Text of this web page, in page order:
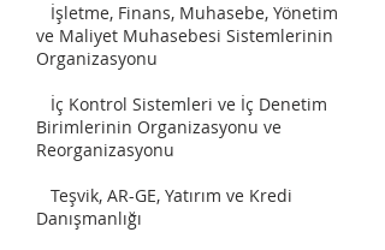
İşletme, Finans, Muhasebe, Yönetim
ve Maliyet Muhasebesi Sistemlerinin
Organizasyonu
İç Kontrol Sistemleri ve İç Denetim
Birimlerinin Organizasyonu ve
Reorganizasyonu
Teşvik, AR-GE, Yatırım ve Kredi
Danışmanlığı